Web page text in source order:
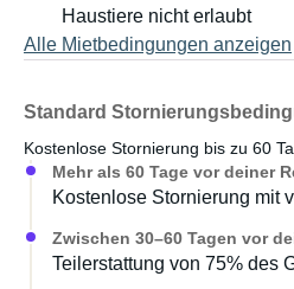
Haustiere nicht erlaubt
Alle Mietbedingungen anzeigen
Standard
Kostenlose Stornierung bis zu 60
Mehr als 60 Tage vor deiner
Kostenlose Stornierung mit
Zwischen 30–60 Tagen vor
Teilerstattung von 75% des